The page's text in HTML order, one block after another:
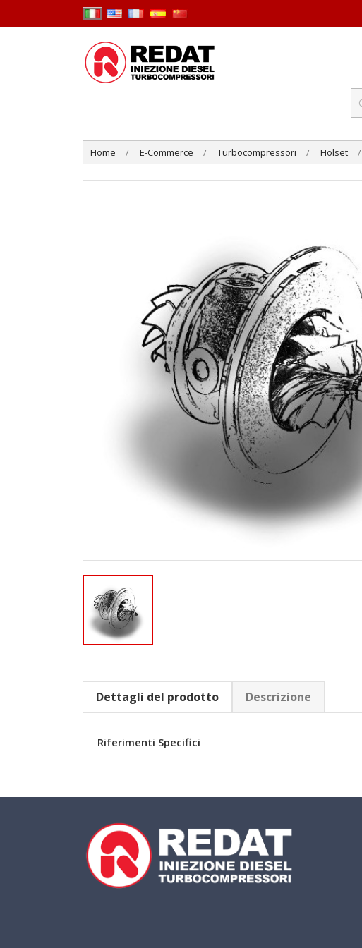
Home E-Commerce Turbocompressori Holset
Dettagli del prodotto Descrizione
Riferimenti Specifici